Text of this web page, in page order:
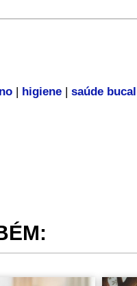
| higiene| saúde bucal